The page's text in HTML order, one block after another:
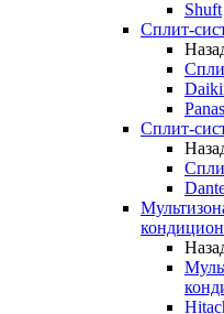
Shuft
Сплит-
Сплит-